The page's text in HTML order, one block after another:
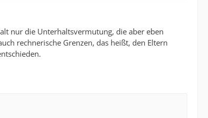
nur die Unterhaltsvermutung, die aber eben
rechnerische Grenzen, das heißt, den Eltern